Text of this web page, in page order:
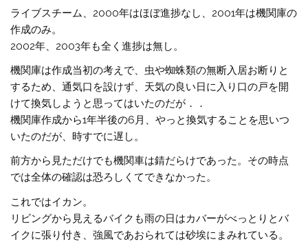
ライブスチーム、2000年はほぼ進捗なし、2001年は機関庫の
作成のみ。
2002年、2003年も全く進捗は無し。
機関庫は作成当初の考えで、虫や蜘蛛類の無断入居お断りと
するため、通気口を設けず、天気の良い日に入り口の戸を開
けて換気しようと思ってはいたのだが．．
機関庫作成から1年半後の6月、やっと換気することを思いつ
いたのだが、時すでに遅し。
前方から見ただけでも機関車は錆だらけであった。その時点
では全体の確認は恐ろしくてできなかった。
これではイカン。
リビングから見えるバイクも雨の日はカバーがべっとりとバ
イクに張り付き、強風であおられては砂埃にまみれている。